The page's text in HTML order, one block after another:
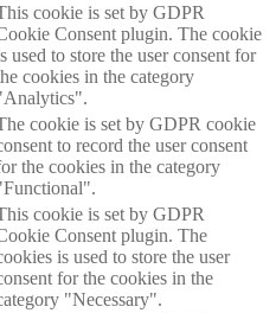
cookie is set by GDPR
Consent plugin. The cookie
used to store the user consent for
cookies in the category
cookie is set by GDPR cookie
to record the user consent
the cookies in the category
cookie is set by GDPR
Consent plugin. The
is used to store the user
for the cookies in the
"Necessary".